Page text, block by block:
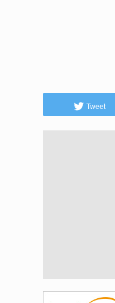
Tweet